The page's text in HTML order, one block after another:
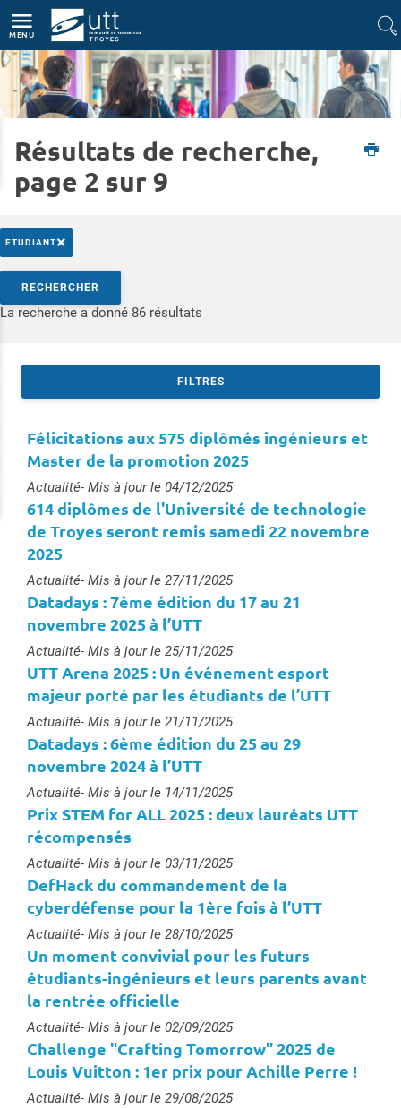
MENU
Accueil Formations
Rencontrez-nous
Les Rencontres Formation Ingénieur
Résultats de recherche,
page 2 sur 9
ETUDIANT×
Rechercher par mots-clés
RECHERCHER
La recherche a donné 86 résultats
FILTRES
Félicitations aux 575 diplômés ingénieurs et
Master de la promotion 2025
Type :
Actualité- Mis à jour le 04/12/2025
614 diplômes de l'Université de technologie
de Troyes seront remis samedi 22 novembre
2025
Type :
Actualité- Mis à jour le 27/11/2025
Datadays : 7ème édition du 17 au 21
novembre 2025 à l’UTT
Type :
Actualité- Mis à jour le 25/11/2025
UTT Arena 2025 : Un événement esport
majeur porté par les étudiants de l’UTT
Type :
Actualité- Mis à jour le 21/11/2025
Datadays : 6ème édition du 25 au 29
novembre 2024 à l’UTT
Type :
Actualité- Mis à jour le 14/11/2025
Prix STEM for ALL 2025 : deux lauréats UTT
récompensés
Type :
Actualité- Mis à jour le 03/11/2025
DefHack du commandement de la
cyberdéfense pour la 1ère fois à l’UTT
Type :
Actualité- Mis à jour le 28/10/2025
Un moment convivial pour les futurs
étudiants-ingénieurs et leurs parents avant
la rentrée officielle
Type :
Actualité- Mis à jour le 02/09/2025
Challenge "Crafting Tomorrow" 2025 de
Louis Vuitton : 1er prix pour Achille Perre !
Type :
Actualité- Mis à jour le 29/08/2025